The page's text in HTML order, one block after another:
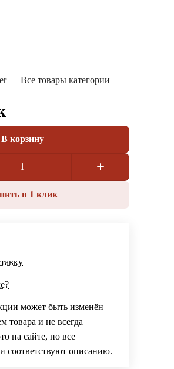
Все товары категории
В корзину
в 1 клик
может быть изменён
товара и не всегда
на сайте, но все
соответствуют описанию.